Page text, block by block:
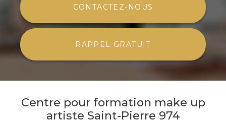
CONTACTEZ- NOUS
RAPPEL GRATUIT
Centre pour formation make up
artiste Saint-Pierre 974